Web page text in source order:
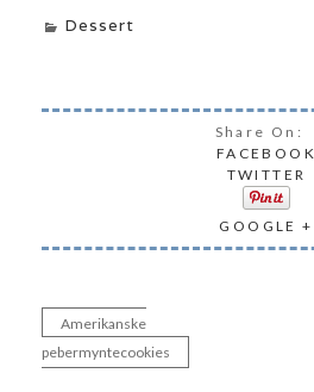
Dessert
Share On:
FACEBOOK
TWITTER
GOOGLE +
Indlægsnavigation
Amerikanske
pebermyntecookies